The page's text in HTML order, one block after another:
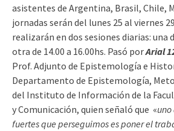
asistentes de Argentina, Brasil, Chile,
jornadas serán del lunes 25 al viernes
realizarán en dos sesiones diarias: una
otra de 14.00 a 16.00hs. Pasó porArial
Prof. Adjunto de Epistemología e
Departamento de Epistemología,
del Instituto de Información de la
y Comunicación, quien señaló que «
fuertes que perseguimos es poner el